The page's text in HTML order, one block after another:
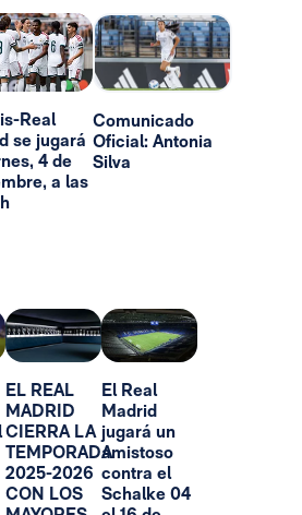
Real
se jugará
4 de
a las
Comunicado
Oficial: Antonia
Silva
EL REAL
MADRID
CIERRA LA
TEMPORADA
2025-2026
CON LOS
El Real
Madrid
jugará un
amistoso
contra el
Schalke 04